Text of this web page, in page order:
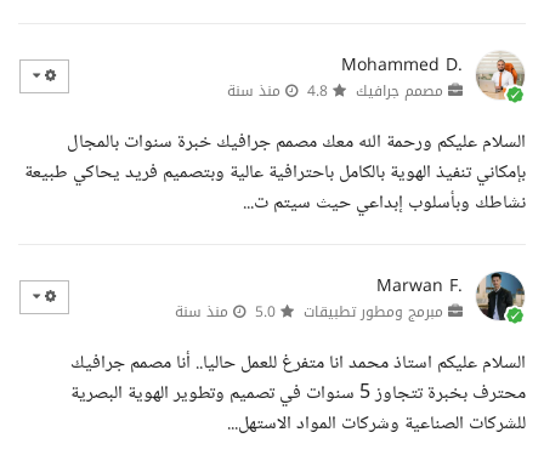
Mohammed D.
مصمم جرافيك منذ سنة
السلام عليكم ورحمة الله معك مصمم جرافيك خبرة سنوات بالمجال
بإمكاني تنفيذ الهوية بالكامل باحترافية عالية وبتصميم فريد يحاكي طبيعة
نشاطك وبأسلوب إبداعي حيث سيتم ت...
Marwan F.
مبرمج ومطور تطبيقات منذ سنة
السلام عليكم استاذ محمد انا متفرغ للعمل حاليا.. أنا مصمم جرافيك
محترف بخبرة تتجاوز 5 سنوات في تصميم وتطوير الهوية البصرية
للشركات الصناعية وشركات المواد الاستهل...